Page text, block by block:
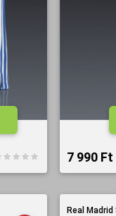
7 990 Ft‎
Real